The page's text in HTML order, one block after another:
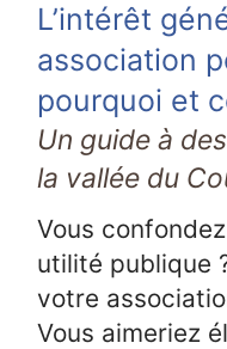
L’intérêt
association
pourquoi et
Un guide à
la vallée du
Vous
utilité publique
votre
Vous aimeriez